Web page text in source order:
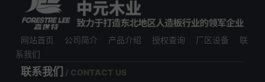
网站首页 公司简介 产品介绍 授权查询 厂区设备
联
系我们
联系我们 / CONTACT US